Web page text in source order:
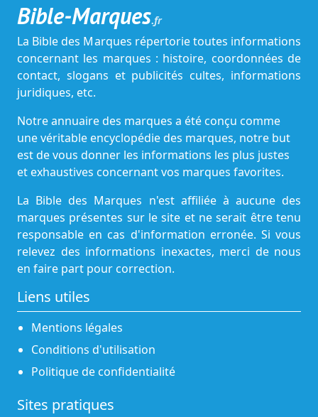
Bible-Marques.fr
La Bible des Marques répertorie toutes informations
concernant les marques : histoire, coordonnées de
contact, slogans et publicités cultes, informations
juridiques, etc.
Notre annuaire des marques a été conçu comme
une véritable encyclopédie des marques, notre but
est de vous donner les informations les plus justes
et exhaustives concernant vos marques favorites.
La Bible des Marques n'est affiliée à aucune des
marques présentes sur le site et ne serait être tenu
responsable en cas d'information erronée. Si vous
relevez des informations inexactes, merci de nous
en faire part pour correction.
Liens utiles
Mentions légales
Conditions d'utilisation
Politique de confidentialité
Sites pratiques